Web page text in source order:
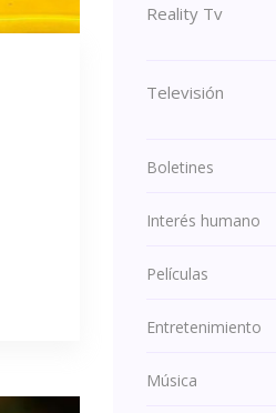
Reality Tv
Televisión
Boletines
Interés humano
Películas
Entretenimiento
Música